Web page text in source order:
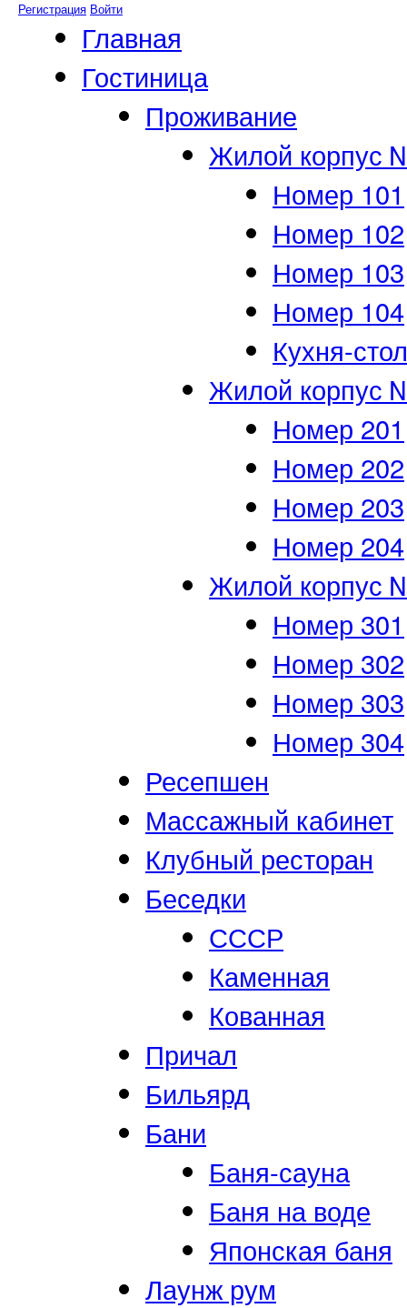
Регистрация Войти
Главная
Гостиница
Проживание
Жилой корпус
Номер 101
Номер 102
Номер 103
Номер 104
Кухня-
Жилой корпус
Номер 201
Номер 202
Номер 203
Номер 204
Жилой корпус
Номер 301
Номер 302
Номер 303
Номер 304
Ресепшен
Массажный кабинет
Клубный ресторан
Беседки
СССР
Каменная
Кованная
Причал
Бильярд
Бани
Баня-сауна
Баня на воде
Японская баня
Лаунж рум